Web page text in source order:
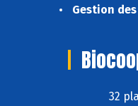
Gestion
32